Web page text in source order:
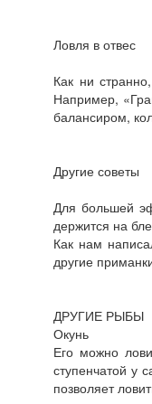
Ловля в отвес
Как ни
Например,
балансиром,
Другие советы
Для большей
держится на
Как нам
другие
ДРУГИЕ РЫБЫ
Окунь
Его можно
ступенчатой у
позволяет